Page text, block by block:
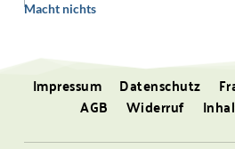
Macht nichts
Impressum Datenschutz
AGB
Widerruf